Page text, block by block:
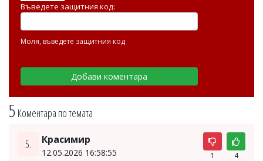
5 Коментара по темата
5. Красимир
12.05.2026 16:58:55 1 4
Въведете защитния код:
Моля, въведете защитния код